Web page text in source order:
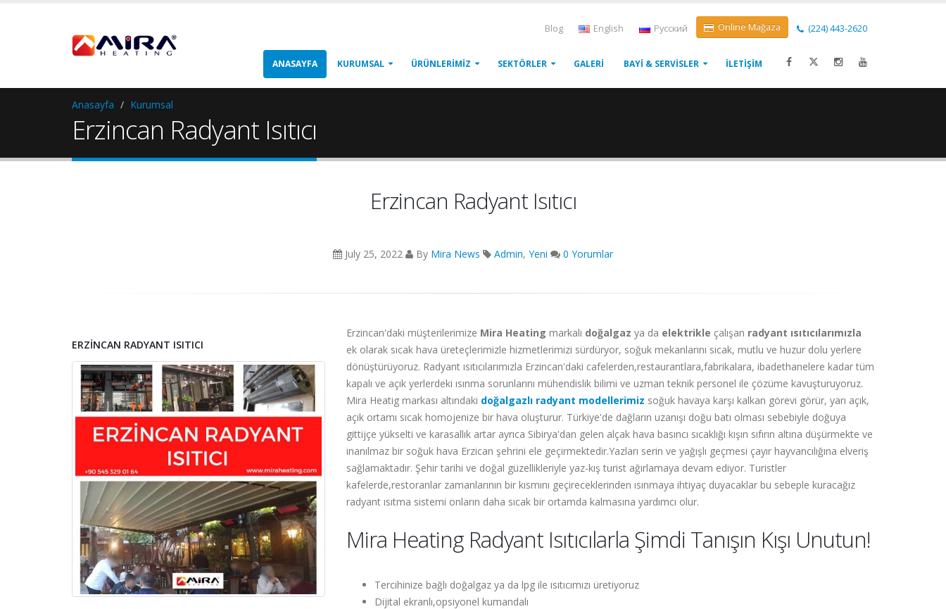
Blog English Pусский Online Mağaza (224) 443-2620
ANASAYFA KURUMSAL ÜRÜNLERIMIZ SEKTÖRLER GALERI BAYI & SERVISLER İLETIŞIM
Anasayfa Kurumsal
Erzincan Radyant Isıtıcı
Erzincan Radyant Isıtıcı
July 25, 2022 By Mira News Admin, Yeni 0 Yorumlar
ERZINCAN RADYANT ISITICI
Erzincan'daki müşterilerimize Mira Heating markalı doğalgaz ya da elektrikle çalışan radyant ısıtıcılarımızla
ek olarak sıcak hava üreteçlerimizle hizmetlerimizi sürdüryor, soğuk mekanlarını sıcak, mutlu ve huzur dolu yerlere
dönüştürüyoruz. Radyant ısıtıcılarımızla Erzincan'daki cafelerden,restaurantlara,fabrikalara, ibadethanelere kadar tüm
kapalı ve açık yerlerdeki ısınma sorunlarını mühendislik bilimi ve uzman teknik personel ile çözüme kavuşturuyoruz.
Mira Heatig markası altındaki doğalgazlı radyant modellerimiz soğuk havaya karşı kalkan görevi görür, yarı açık,
açık ortamı sıcak homojenize bir hava oluşturur. Türkiye'de dağların uzanışı doğu batı olması sebebiyle doğuya
gittijçe yükselti ve karasallık artar ayrıca Sibirya'dan gelen alçak hava basıncı sıcaklığı kışın sıfırın altına düşürmekte ve
inanılmaz bir soğuk hava Erzican şehrini ele geçirmektedir.Yazları serin ve yağışlı geçmesi çayır hayvancılığına elveriş
sağlamaktadır. Şehir tarihi ve doğal güzellikleriyle yaz-kış turist ağırlamaya devam ediyor. Turistler
kafelerde,restoranlar zamanlarının bir kısmını geçireceklerinden ısınmaya ihtiyaç duyacaklar bu sebeple kuracağız
radyant ısıtma sistemi onların daha sıcak bir ortamda kalmasına yardımcı olur.
Mira Heating Radyant Isıtıcılarla Şimdi Tanışın Kışı Unutun!
Tercihinize bağlı doğalgaz ya da lpg ile ısıtıcımızı üretiyoruz
Dijital ekranlı,opsiyonel kumandalı